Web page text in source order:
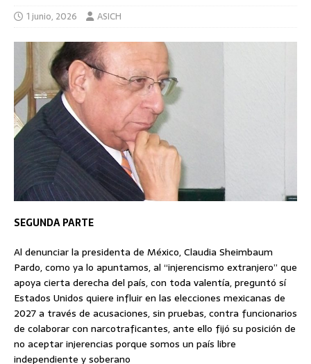
1 junio, 2026 ASICH
SEGUNDA PARTE
Al denunciar la presidenta de México, Claudia Sheimbaum
Pardo, como ya lo apuntamos, al “injerencismo extranjero” que
apoya cierta derecha del país, con toda valentía, preguntó sí
Estados Unidos quiere influir en las elecciones mexicanas de
2027 a través de acusaciones, sin pruebas, contra funcionarios
de colaborar con narcotraficantes, ante ello fijó su posición de
no aceptar injerencias porque somos un país libre
independiente y soberano